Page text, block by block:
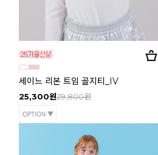
세이느 리본 트임 골지티_IV
25,300원29,800원